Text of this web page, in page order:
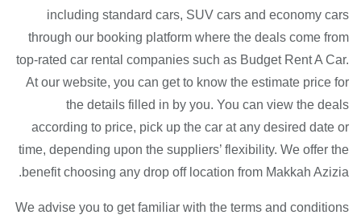
including standard cars, SUV cars and economy cars
through our booking platform where the deals come from
top-rated car rental companies such as Budget Rent A Car.
At our website, you can get to know the estimate price for
the details filled in by you. You can view the deals
according to price, pick up the car at any desired date or
time, depending upon the suppliers’ flexibility. We offer the
benefit choosing any drop off location from Makkah Azizia.
We advise you to get familiar with the terms and conditions